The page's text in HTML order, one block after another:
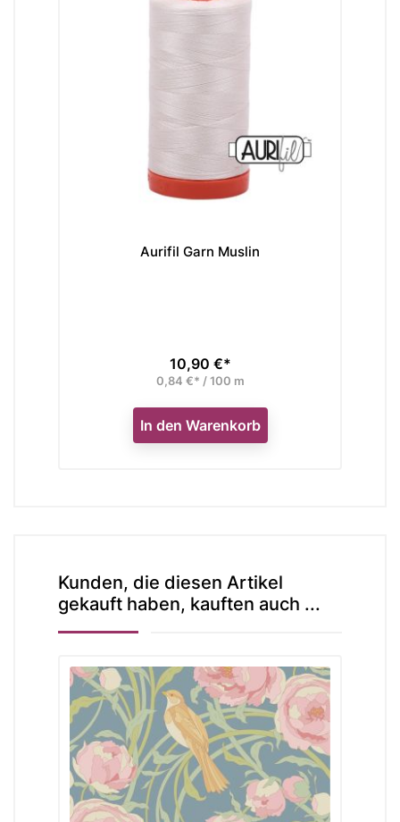
Aurifil Garn Muslin
Preis
10,90 €*
0,84 €* / 100 m
In den Warenkorb
Kunden, die diesen Artikel
gekauft haben, kauften auch ...